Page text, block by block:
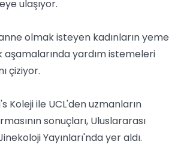
ulaşıyor.
olmak isteyen kadınların yeme
aşamalarında yardım istemeleri
çiziyor.
Koleji ile UCL'den uzmanların
sonuçları, Uluslararası
Yayınları'nda yer aldı.